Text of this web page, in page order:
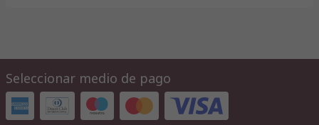
Seleccionar medio de pago